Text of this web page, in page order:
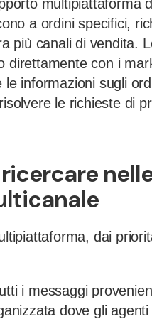
multipiattaforma
a ordini specifici,
più canali di vendita.
direttamente con i
informazioni sugli
le richieste di
dai
i messaggi
dove gli